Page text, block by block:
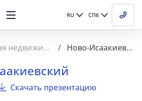
RU СПб
Офисная недвижимость Ново-Исаакиевский
Скачать презентацию